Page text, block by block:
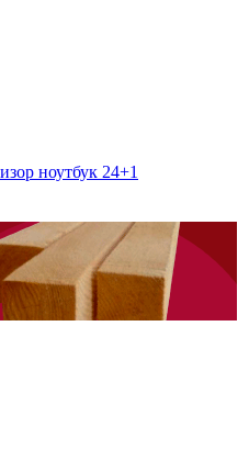
ноутбук 24+1